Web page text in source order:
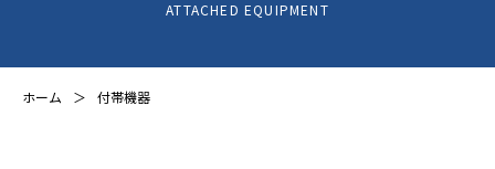
ATTACHED EQUIPMENT
ホーム 付帯機器